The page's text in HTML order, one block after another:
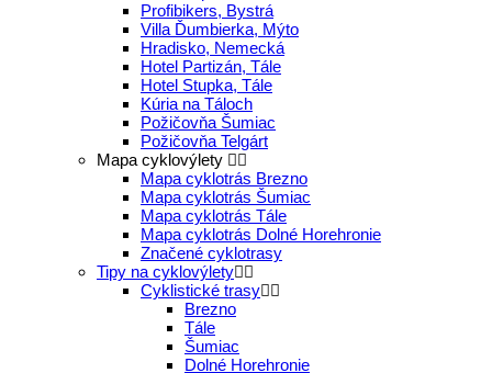
Profibikers, Bystrá
Villa Ďumbierka, Mýto
Hradisko, Nemecká
Hotel Partizán, Tále
Hotel Stupka, Tále
Kúria na Táloch
Požičovňa Šumiac
Požičovňa Telgárt
Mapa cyklovýlety
Mapa cyklotrás Brezno
Mapa cyklotrás Šumiac
Mapa cyklotrás Tále
Mapa cyklotrás Dolné Horehronie
Značené cyklotrasy
Tipy na cyklovýlety
Cyklistické trasy
Brezno
Tále
Šumiac
Dolné Horehronie